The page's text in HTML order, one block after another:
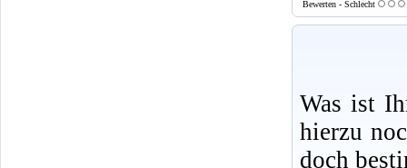
Bewerten - Schlecht
Was ist
hierzu
doch